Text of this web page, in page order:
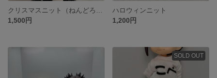
1,500円
ハロウィンニット
1,200円
SOLD OUT